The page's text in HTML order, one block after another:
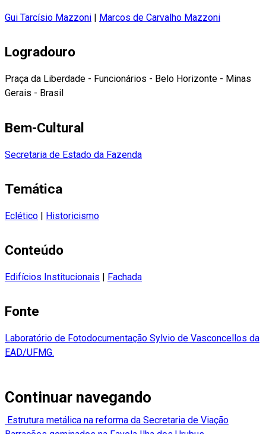
Gui Tarcísio Mazzoni Marcos de Carvalho Mazzoni
Logradouro
Praça da Liberdade - Funcionários - Belo Horizonte - Minas
Gerais - Brasil
Bem-Cultural
Secretaria de Estado da Fazenda
Temática
Eclético | Historicismo
Conteúdo
Edifícios Institucionais | Fachada
Fonte
Laboratório de Fotodocumentação Sylvio de Vasconcellos da
EAD/UFMG.
Continuar navegando
Estrutura metálica na reforma da Secretaria de Viação